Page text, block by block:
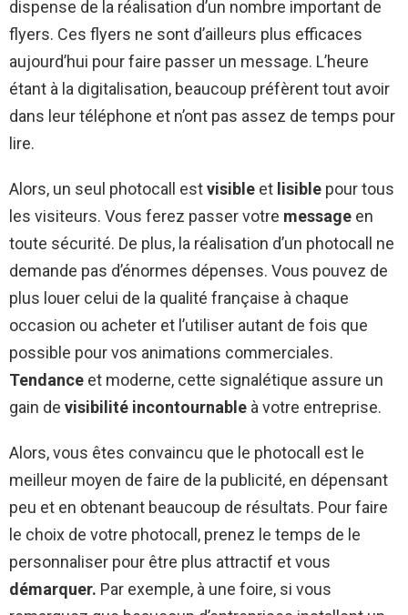
dispense de la réalisation d’un nombre important de
flyers. Ces flyers ne sont d’ailleurs plus efficaces
aujourd’hui pour faire passer un message. L’heure
étant à la digitalisation, beaucoup préfèrent tout avoir
dans leur téléphone et n’ont pas assez de temps pour
lire.
Alors, un seul photocall estvisible et lisible pour tous
les visiteurs. Vous ferez passer votre message en
toute sécurité. De plus, la réalisation d’un photocall ne
demande pas d’énormes dépenses. Vous pouvez de
plus louer celui de la qualité française à chaque
occasion ou acheter et l’utiliser autant de fois que
possible pour vos animations commerciales.
Tendance et moderne, cette signalétique assure un
gain de visibilité incontournable à votre entreprise.
Alors, vous êtes convaincu que le photocall est le
meilleur moyen de faire de la publicité, en dépensant
peu et en obtenant beaucoup de résultats. Pour faire
le choix de votre photocall, prenez le temps de le
personnaliser pour être plus attractif et vous
démarquer. Par exemple, à une foire, si vous